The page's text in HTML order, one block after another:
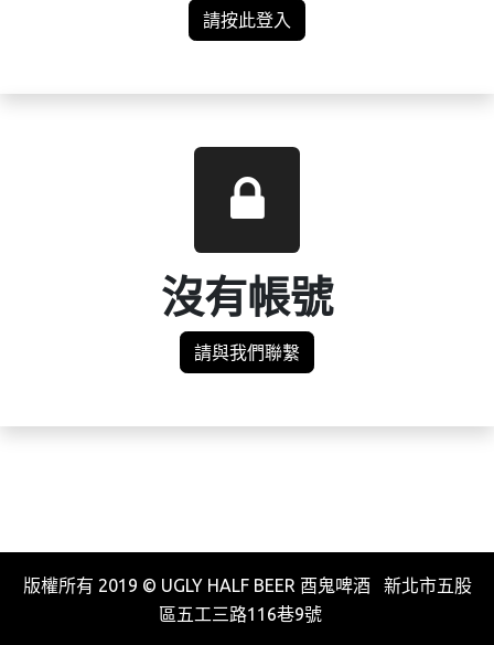
請按此登入
沒有帳號
請與我們聯繫
版權所有 2019 © UGLY HALF BEER 酉鬼啤酒 新北市五股
區五工三路116巷9號